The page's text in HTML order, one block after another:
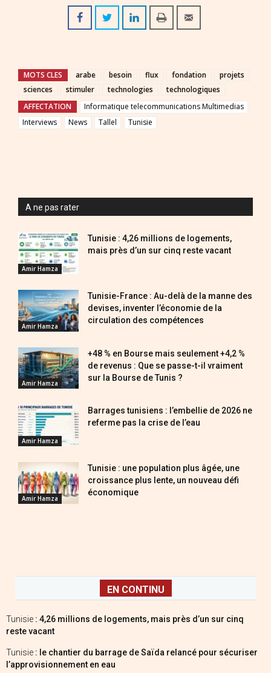
MOTS CLES arabe besoin flux fondation
projets
sciences
stimuler technologies
technologiques
AFFECTATION
Informatique telecommunications Multimedias
Interviews
News Tallel Tunisie
A ne pas rater
Amir Hamza
Tunisie : 4,26 millions de logements,
mais près d’un sur cinq reste vacant
Amir Hamza
Tunisie-France : Au-delà de la manne des
devises, inventer l’économie de la
circulation des compétences
Amir Hamza
+48 % en Bourse mais seulement +4,2 %
de revenus : Que se passe-t-il vraiment
sur la Bourse de Tunis ?
Amir Hamza
Barrages tunisiens : l’embellie de 2026 ne
referme pas la crise de l’eau
Amir Hamza
Tunisie : une population plus âgée, une
croissance plus lente, un nouveau défi
économique
EN CONTINU
Tunisie : 4,26 millions de logements, mais près d’un sur cinq
reste vacant
Tunisie : le chantier du barrage de Saïda relancé pour sécuriser
l’approvisionnement en eau